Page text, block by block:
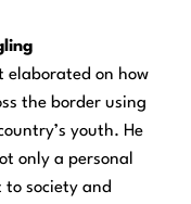
elaborated on how
the border using
youth. He
only a personal
to society and